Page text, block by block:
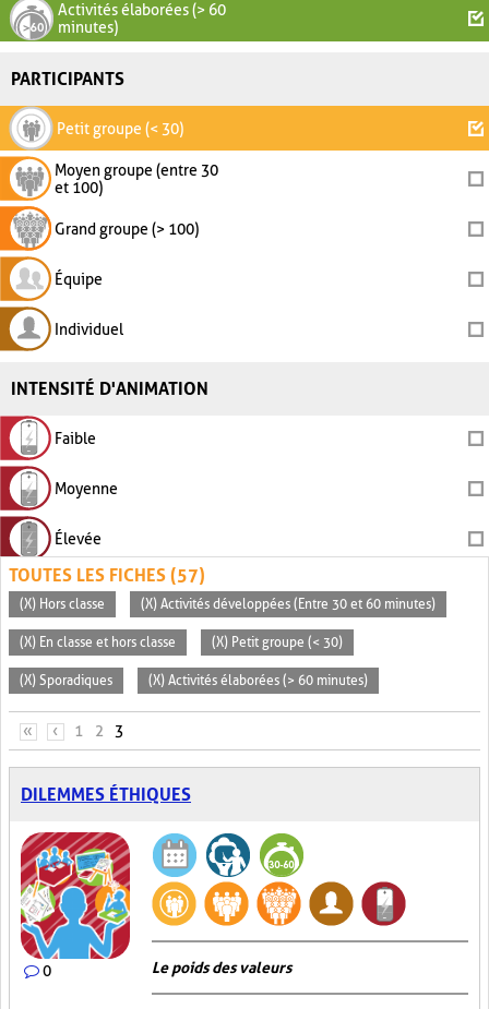
Activités élaborées (> 60
minutes)
PARTICIPANTS
Petit groupe (< 30)
Moyen groupe (entre 30
et 100)
Grand groupe (> 100)
Équipe
Individuel
INTENSITÉ D'ANIMATION
Faible
Moyenne
Élevée
TOUTES LES FICHES (57)
(X) Hors classe (X) Activités développées (Entre 30 et 60 minutes)
(X) En classe et hors classe (X) Petit groupe (< 30)
(X) Sporadiques (X) Activités élaborées (> 60 minutes)
PAGES
« ‹ 1 2 3
DILEMMES ÉTHIQUES
0 Le poids des valeurs